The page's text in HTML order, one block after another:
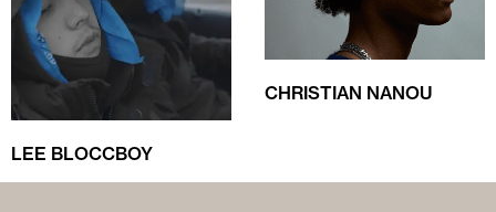
LEE BLOCCBOY
CHRISTIAN NANOU